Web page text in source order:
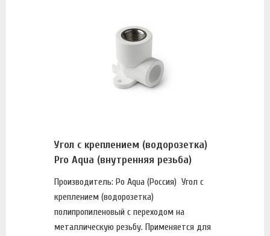
Угол с креплением (водорозетка)
Pro Aqua (внутренняя резьба)
Производитель: Po Aqua (Россия) Угол с
креплением (водорозетка)
полипропиленовый с переходом на
металлическую резьбу. Применяется для